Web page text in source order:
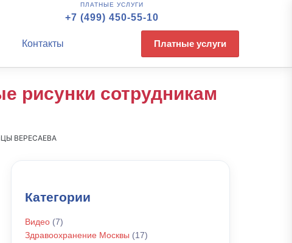
ПЛАТНЫЕ УСЛУГИ
+7 (499) 450-55-10
Контакты Платные услуги
рисунки сотрудникам
ВЕРЕСАЕВА
Категории
Видео (7)
Здравоохранение Москвы (17)